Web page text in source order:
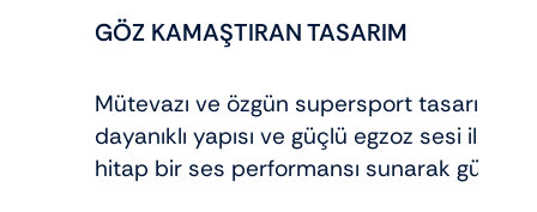
GÖZ KAMAŞTIRAN TASARIM
Mütevazı ve özgün supersport
dayanıklı yapısı ve güçlü egzoz sesi ile
hitap bir ses performansı sunarak